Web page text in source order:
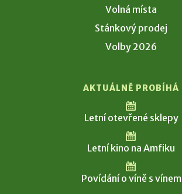
Volná místa
Stánkový prodej
Volby 2026
AKTUÁLNĚ PROBÍHÁ
Letní otevřené sklepy
Letní kino na Amfiku
Povídání o víně s vínem